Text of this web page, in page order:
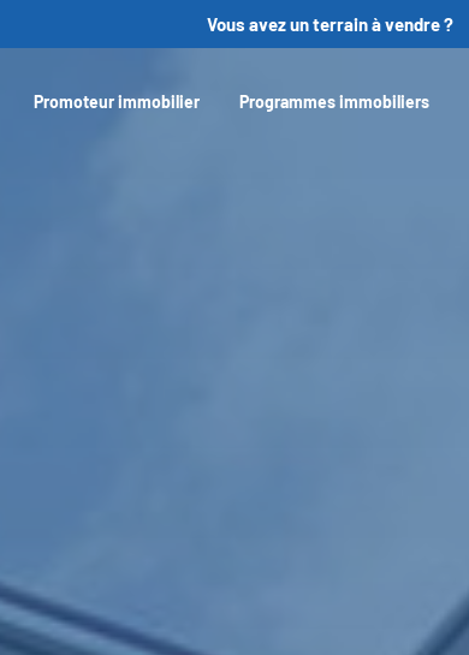
Vous avez un terrain à vendre ?
Promoteur immobilier Programmes immobiliers